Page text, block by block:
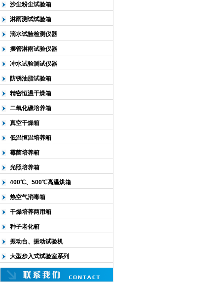
沙尘粉尘试验箱
淋雨测试试验箱
滴水试验检测仪器
摆管淋雨试验仪器
冲水试验测试仪器
防锈油脂试验箱
精密恒温干燥箱
二氧化碳培养箱
真空干燥箱
低温恒温培养箱
霉菌培养箱
光照培养箱
400℃、500℃高温烘箱
热空气消毒箱
干燥培养两用箱
种子老化箱
振动台、振动试验机
大型步入式试验室系列